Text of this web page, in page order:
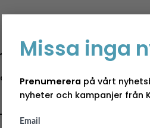
Missa inga
Prenumerera på vårt
nyheter och kampanjer från
Email
än.